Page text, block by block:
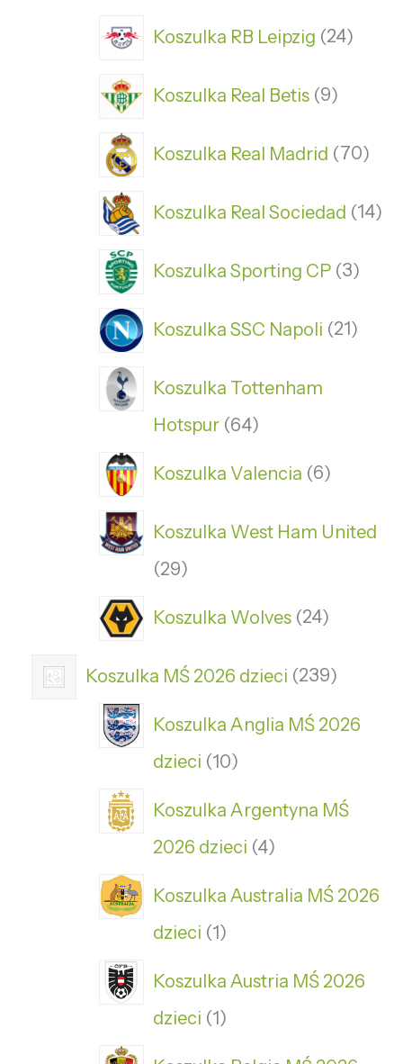
Koszulka RB Leipzig 24
Koszulka Real Betis 9
Koszulka Real Madrid 70
Koszulka Real Sociedad 14
Koszulka Sporting CP 3
Koszulka SSC Napoli 21
Koszulka Tottenham
Hotspur 64
Koszulka Valencia 6
Koszulka West Ham United
29
Koszulka Wolves 24
Koszulka MŚ 2026 dzieci 239
Koszulka Anglia MŚ 2026
dzieci 10
Koszulka Argentyna MŚ
2026 dzieci 4
Koszulka Australia MŚ 2026
dzieci 1
Koszulka Austria MŚ 2026
dzieci 1